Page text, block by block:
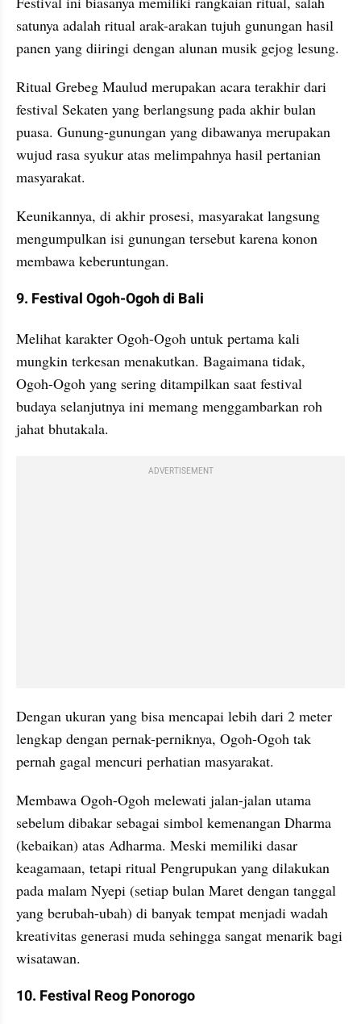
satunya adalah ritual arak-arakan tujuh gunungan hasil
panen yang diiringi dengan alunan musik gejog lesung.
Ritual Grebeg Maulud merupakan acara terakhir dari
festival Sekaten yang berlangsung pada akhir bulan
puasa. Gunung-gunungan yang dibawanya merupakan
wujud rasa syukur atas melimpahnya hasil pertanian
masyarakat.
Keunikannya, di akhir prosesi, masyarakat langsung
mengumpulkan isi gunungan tersebut karena konon
membawa keberuntungan.
9. Festival Ogoh-Ogoh di Bali
Melihat karakter Ogoh-Ogoh untuk pertama kali
mungkin terkesan menakutkan. Bagaimana tidak,
Ogoh-Ogoh yang sering ditampilkan saat festival
budaya selanjutnya ini memang menggambarkan roh
jahat bhutakala.
ADVERTISEMENT
Dengan ukuran yang bisa mencapai lebih dari 2 meter
lengkap dengan pernak-perniknya, Ogoh-Ogoh tak
pernah gagal mencuri perhatian masyarakat.
Membawa Ogoh-Ogoh melewati jalan-jalan utama
sebelum dibakar sebagai simbol kemenangan Dharma
(kebaikan) atas Adharma. Meski memiliki dasar
keagamaan, tetapi ritual Pengrupukan yang dilakukan
pada malam Nyepi (setiap bulan Maret dengan tanggal
yang berubah-ubah) di banyak tempat menjadi wadah
kreativitas generasi muda sehingga sangat menarik bagi
wisatawan.
10. Festival Reog Ponorogo